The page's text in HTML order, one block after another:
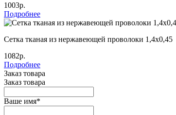
1003р.
Подробнее
Сетка тканая из нержавеющей проволоки 1,4х0,45
1082р.
Подробнее
Заказ товара
Заказ товара
Ваше имя*